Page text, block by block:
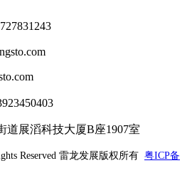
道展滔科技大厦B座1907室
Reserved 雷龙发展版权所有 粤ICP备